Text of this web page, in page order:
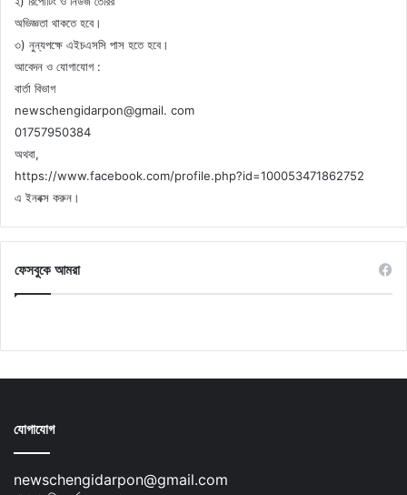
অভিজ্ঞতা থাকতে হবে।
৩) নুন্যপক্ষে এইচএসসি পাস হতে হবে।
আবেদন ও যোগাযোগ :
বার্তা বিভাগ
newschengidarpon@gmail. com
01757950384
অথবা,
https://www.facebook.com/profile.php?id=100053471862752
এ ইনবক্স করুন।
ফেসবুকে আমরা
যোগাযোগ
newschengidarpon@gmail.com